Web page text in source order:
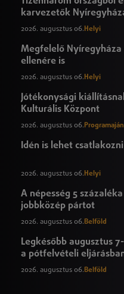
karvezetők
2026. augusztus 06. Helyi
Megfelelő
ellenére is
2026. augusztus 06. Helyi
Jótékonysági
Kulturális Központ
2026. augusztus 06.
Idén is lehet
2026. augusztus 06. Helyi
A népesség 5
jobbközép pártot
2026. augusztus 06.Belföld
Legkésőbb augusztus
a pótfelvételi
2026. augusztus 06.Belföld